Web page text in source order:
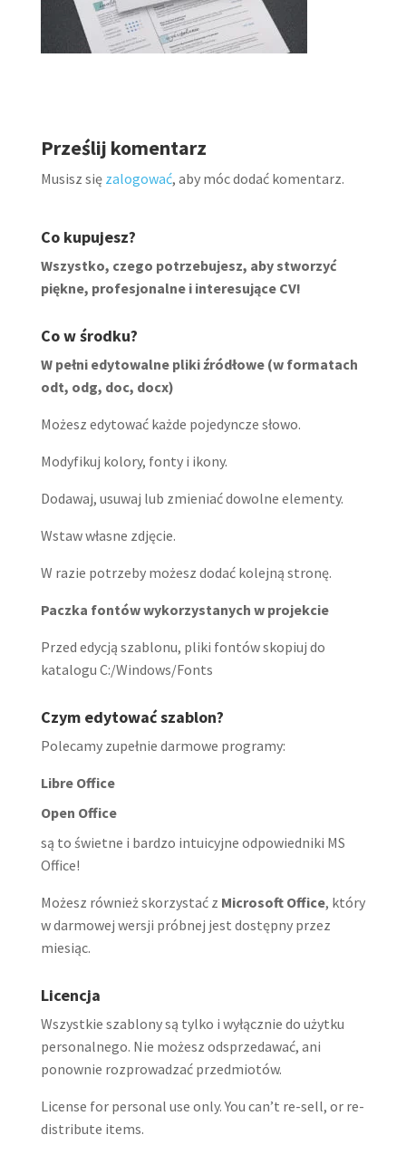
Prześlij komentarz
Musisz się zalogować, aby móc dodać komentarz.
Co kupujesz?
Wszystko, czego potrzebujesz, aby stworzyć
piękne, profesjonalne i interesujące CV!
Co w środku?
W pełni edytowalne pliki źródłowe (w formatach
odt, odg, doc, docx)
Możesz edytować każde pojedyncze słowo.
Modyfikuj kolory, fonty i ikony.
Dodawaj, usuwaj lub zmieniać dowolne elementy.
Wstaw własne zdjęcie.
W razie potrzeby możesz dodać kolejną stronę.
Paczka fontów wykorzystanych w projekcie
Przed edycją szablonu, pliki fontów skopiuj do
katalogu C:/Windows/Fonts
Czym edytować szablon?
Polecamy zupełnie darmowe programy:
Libre Office
Open Office
są to świetne i bardzo intuicyjne odpowiedniki MS
Office!
Możesz również skorzystać z Microsoft Office, który
w darmowej wersji próbnej jest dostępny przez
miesiąc.
Licencja
Wszystkie szablony są tylko i wyłącznie do użytku
personalnego. Nie możesz odsprzedawać, ani
ponownie rozprowadzać przedmiotów.
License for personal use only. You can’t re-sell, or re-
distribute items.